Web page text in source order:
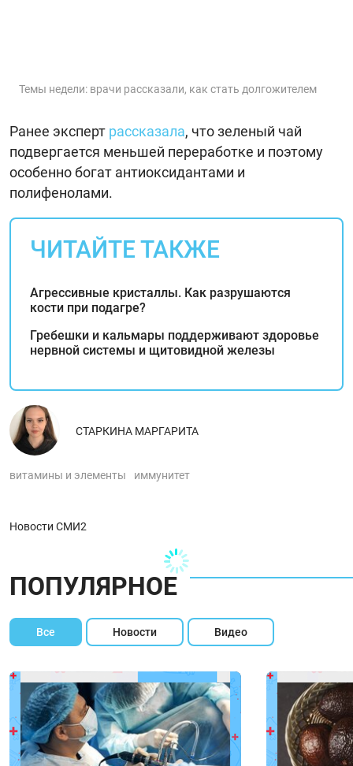
Темы недели: врачи рассказали, как стать долгожителем
Ранее эксперт рассказала, что зеленый чай
подвергается меньшей переработке и поэтому
особенно богат антиоксидантами и
полифенолами.
ЧИТАЙТЕ ТАКЖЕ
Агрессивные кристаллы. Как разрушаются
кости при подагре?
Гребешки и кальмары поддерживают здоровье
нервной системы и щитовидной железы
СТАРКИНА МАРГАРИТА
витамины и элементы иммунитет
Новости СМИ2
ПОПУЛЯРНОЕ
Все Новости Видео